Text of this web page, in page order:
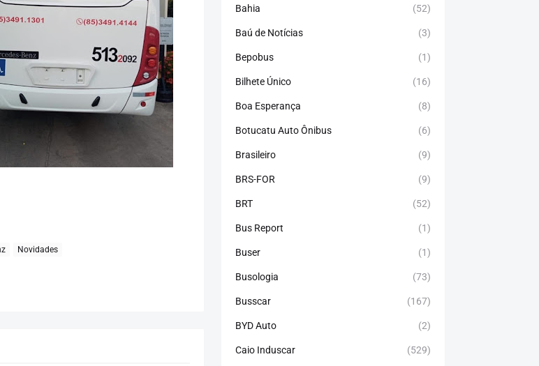
Novidades
Bahia (52)
Baú de Notícias (3)
Bepobus (1)
Bilhete Único (16)
Boa Esperança (8)
Botucatu Auto Ônibus (6)
Brasileiro (9)
BRS-FOR (9)
BRT (52)
Bus Report (1)
Buser (1)
Busologia (73)
Busscar (167)
BYD Auto (2)
Caio Induscar (529)